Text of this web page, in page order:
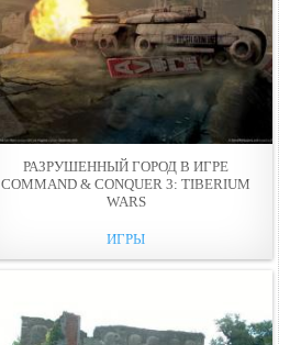
РАЗРУШЕННЫЙ ГОРОД В ИГРЕ
COMMAND & CONQUER 3: TIBERIUM
WARS
ИГРЫ